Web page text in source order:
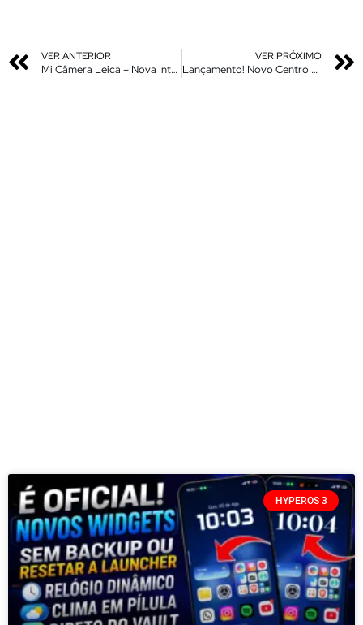
VER ANTERIOR
Mi Câmera Leica – Nova Interface – Nova Atualização – Compatível somente com dispositivos Leica Cam
VER PRÓXIMO
Lançamento! Novo Centro de Controle Estilo iOS Tema – Instale Agora – Somente em MtZ
HYPEROS 3